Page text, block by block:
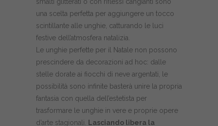
una scelta perfetta per aggiungere un tocco
scintillante alle unghie, catturando le luci
festive dell’atmosfera natalizia.
Le unghie perfette per il Natale non possono
prescindere da decorazioni ad hoc: dalle
stelle dorate ai fiocchi di neve argentati, le
possibilità sono infinite basterà unire la propria
fantasia con quella dell’estetista per
trasformare le unghie in vere e proprie opere
d’arte stagionali.
Lasciando libera la